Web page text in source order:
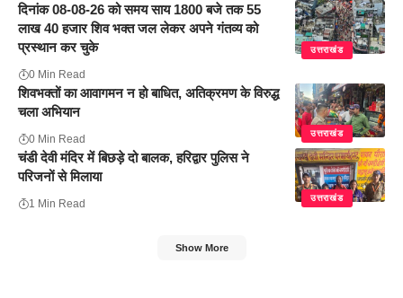
उत्तराखंड
दिनांक 08-08-26 को समय साय 1800 बजे तक 55
लाख 40 हजार शिव भक्त जल लेकर अपने गंतव्य को
प्रस्थान कर चुके
0 Min Read
उत्तराखंड
शिवभक्तों का आवागमन न हो बाधित, अतिक्रमण के विरुद्ध
चला अभियान
0 Min Read
उत्तराखंड
चंडी देवी मंदिर में बिछड़े दो बालक, हरिद्वार पुलिस ने
परिजनों से मिलाया
1 Min Read
Show More